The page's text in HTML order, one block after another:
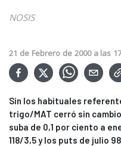
NOSIS
21 de Febrero de 2000 a las
Sin los habituales
trigo/MAT cerró sin
suba de 0,1 por ciento a
118/3,5 y los puts de julio